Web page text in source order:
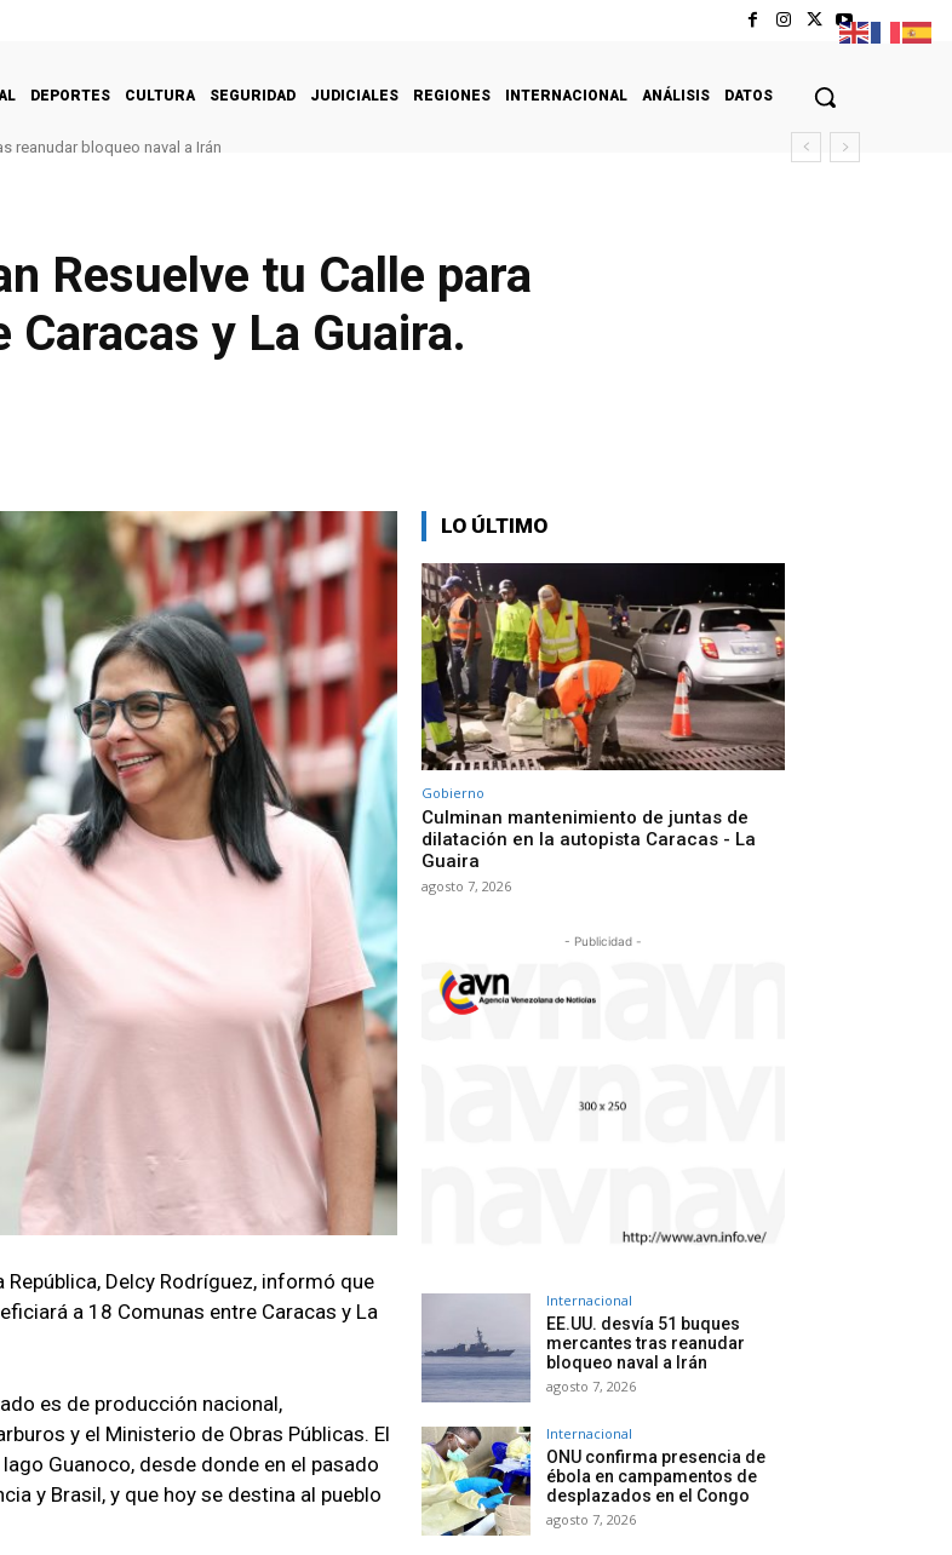
DEPORTES CULTURA SEGURIDAD JUDICIALES REGIONES INTERNACIONAL ANÁLISIS DATOS
reanudar bloqueo naval a Irán
Resuelve tu Calle para
y La Guaira.
Delcy Rodríguez, informó que
a 18 Comunas entre Caracas y La
es de producción nacional,
y el Ministerio de Obras Públicas. El
Guanoco, desde donde en el pasado
y Brasil, y que hoy se destina al pueblo
LO ÚLTIMO
Gobierno
Culminan mantenimiento de juntas de
dilatación en la autopista Caracas - La
Guaira
agosto 7, 2026
- Publicidad -
Internacional
EE.UU. desvía 51 buques
mercantes tras reanudar
bloqueo naval a Irán
agosto 7, 2026
Internacional
ONU confirma presencia de
ébola en campamentos de
desplazados en el Congo
agosto 7, 2026